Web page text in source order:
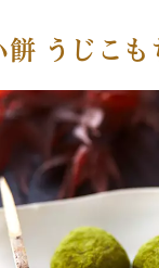
餅 うじこも